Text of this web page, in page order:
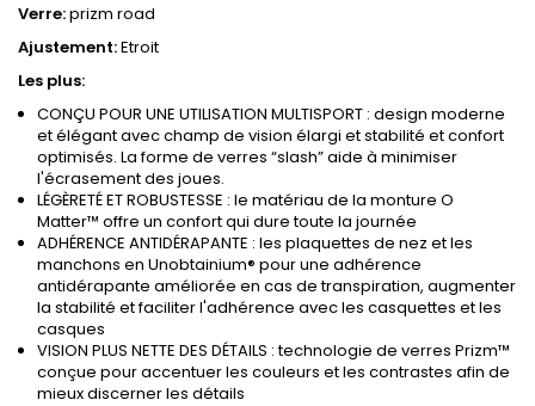
Verre:prizm road
Ajustement:Etroit
Les plus:
CONÇU POUR UNE UTILISATION MULTISPORT : design moderne
et élégant avec champ de vision élargi et stabilité et confort
optimisés. La forme de verres “slash” aide à minimiser
l'écrasement des joues.
LÉGÈRETÉ ET ROBUSTESSE : le matériau de la monture O
Matter™ offre un confort qui dure toute la journée
ADHÉRENCE ANTIDÉRAPANTE : les plaquettes de nez et les
manchons en Unobtainium® pour une adhérence
antidérapante améliorée en cas de transpiration, augmenter
la stabilité et faciliter l'adhérence avec les casquettes et les
casques
VISION PLUS NETTE DES DÉTAILS : technologie de verres Prizm™
conçue pour accentuer les couleurs et les contrastes afin de
mieux discerner les détails